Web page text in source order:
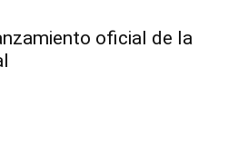
oficial de la